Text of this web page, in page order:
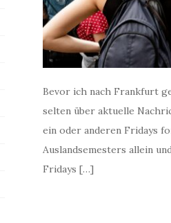
Bevor ich nach Frankfurt
selten über aktuelle
ein oder anderen Fridays
Auslandsemesters allein
Fridays […]